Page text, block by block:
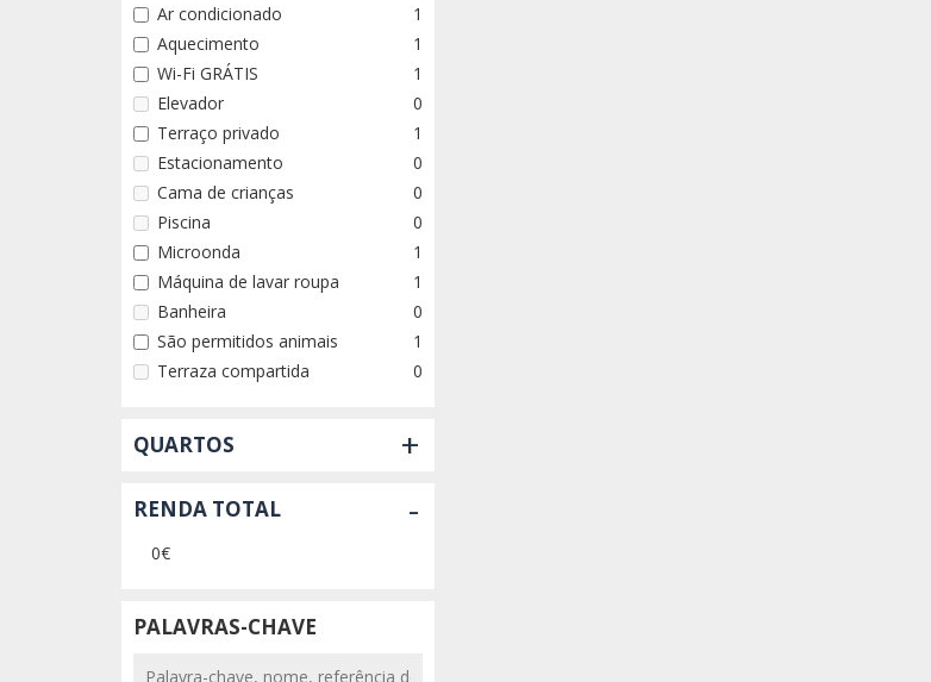
Ar condicionado
1
Aquecimento
1
Wi-Fi GRÁTIS
1
Elevador
0
Terraço privado
1
Estacionamento
0
Cama de crianças
0
Piscina
0
Microonda
1
Máquina de lavar roupa
1
Banheira
0
São permitidos animais
1
Terraza compartida
0
QUARTOS +
RENDA TOTAL -
0€
PALAVRAS-CHAVE